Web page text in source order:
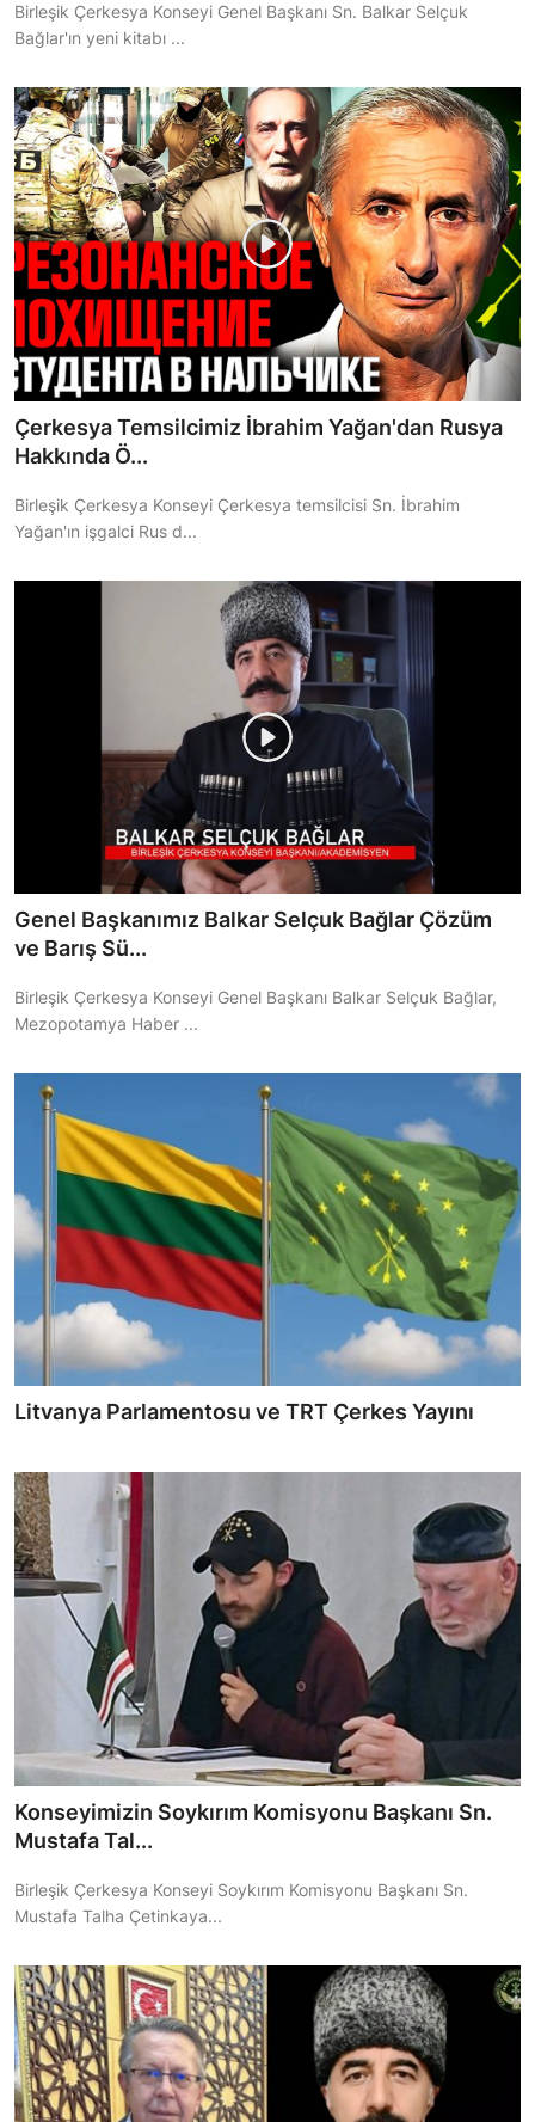
Birleşik Çerkesya Konseyi Genel Başkanı Sn. Balkar Selçuk
Bağlar'ın yeni kitabı ...
Çerkesya Temsilcimiz İbrahim Yağan'dan Rusya
Hakkında Ö...
Birleşik Çerkesya Konseyi Çerkesya temsilcisi Sn. İbrahim
Yağan'ın işgalci Rus d...
Genel Başkanımız Balkar Selçuk Bağlar Çözüm
ve Barış Sü...
Birleşik Çerkesya Konseyi Genel Başkanı Balkar Selçuk Bağlar,
Mezopotamya Haber ...
Litvanya Parlamentosu ve TRT Çerkes Yayını
Konseyimizin Soykırım Komisyonu Başkanı Sn.
Mustafa Tal...
Birleşik Çerkesya Konseyi Soykırım Komisyonu Başkanı Sn.
Mustafa Talha Çetinkaya...